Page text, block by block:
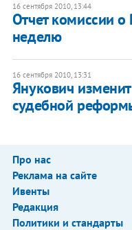
16 сентября 2010, 13:44
Отчет комиссии о
неделю
16 сентября 2010, 13:31
Янукович
судебной
Про нас
Реклама на сайте
Ивенты
Редакция
Политики и стандарты